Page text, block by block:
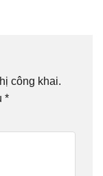
công khai.
*